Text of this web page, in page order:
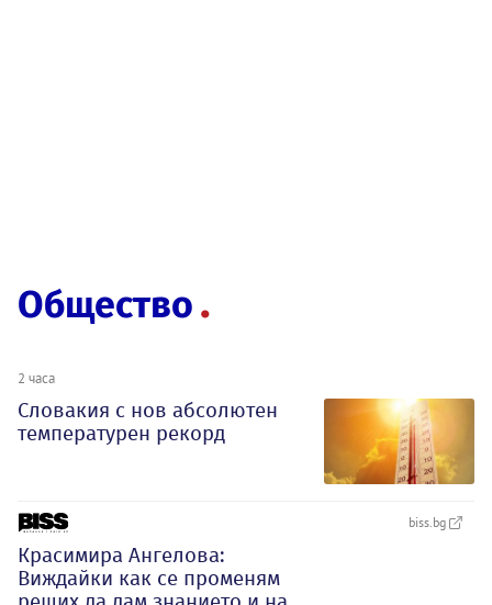
Общество
2 часа
Словакия с нов абсолютен
температурен рекорд
biss.bg
Красимира Ангелова:
Виждайки как се променям